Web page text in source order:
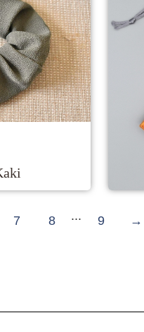
7 8 ... 9 →